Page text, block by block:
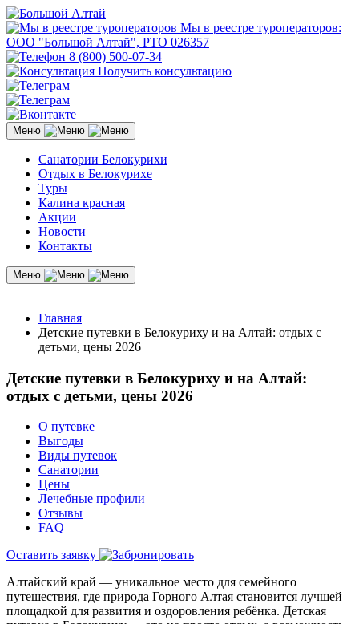
Мы в реестре туроператоров:
ООО "Большой Алтай", РТО 026357
8 (800) 500-07-34
Получить консультацию
Меню
Санатории Белокурихи
Отдых в Белокурихе
Туры
Калина красная
Акции
Новости
Контакты
Меню
Главная
Детские путевки в Белокуриху и на Алтай: отдых с
детьми, цены 2026
Детские путевки в Белокуриху и на Алтай:
отдых с детьми, цены 2026
О путевке
Выгоды
Виды путевок
Санатории
Цены
Лечебные профили
Отзывы
FAQ
Оставить заявку
Алтайский край — уникальное место для семейного
путешествия, где природа Горного Алтая становится лучшей
площадкой для развития и оздоровления ребёнка. Детская